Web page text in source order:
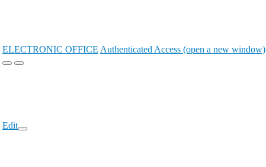
ELECTRONIC OFFICE Authenticated Access (open a new window)
Edit